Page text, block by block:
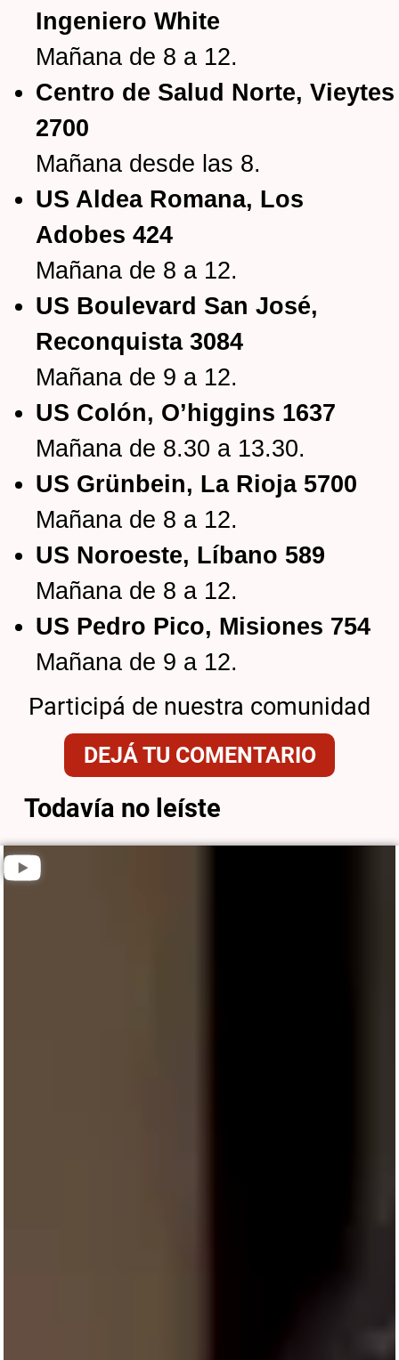
Ingeniero White
Mañana de 8 a 12.
Centro de Salud Norte, Vieytes
2700
Mañana desde las 8.
US Aldea Romana, Los
Adobes 424
Mañana de 8 a 12.
US Boulevard San José,
Reconquista 3084
Mañana de 9 a 12.
US Colón, O’higgins 1637
Mañana de 8.30 a 13.30.
US Grünbein, La Rioja 5700
Mañana de 8 a 12.
US Noroeste, Líbano 589
Mañana de 8 a 12.
US Pedro Pico, Misiones 754
Mañana de 9 a 12.
Participá de nuestra comunidad
DEJÁ TU COMENTARIO
Todavía no leíste